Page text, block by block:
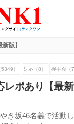
版】
） 対応（8） 握手会（7
レポあり【最新
き坂46名義で活動し